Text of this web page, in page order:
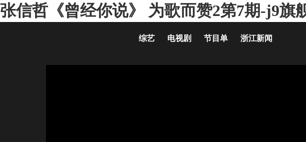
张信哲《曾经你说》 为歌而赞2第7期-j9旗
综艺 电视剧 节目单 浙江新闻